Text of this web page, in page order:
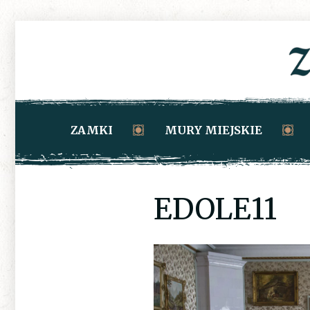
ZAMKI MURY MIEJSKIE
EDOLE11